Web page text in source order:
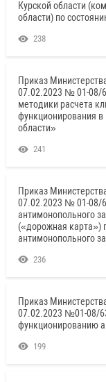
Курской области
области) по
238
Приказ
07.02.2023 № 01-08/
методики расчета
функционирования в
области»
241
Приказ
07.02.2023 № 01-08/
антимонопольного
(«дорожная карта»)
антимонопольного
236
Приказ
07.02.2023 №01-08/
функционированию
199